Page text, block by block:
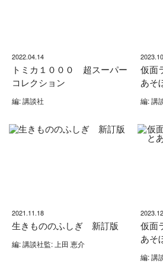
2022.04.14
トミカ１０００ 超スーパー
コレクション
編: 講談社
仮面
あそ
編: 講
2021.11.18
生きもののふしぎ 新訂版
編: 講談社監: 上田 恵介
仮面
あそ
編: 講